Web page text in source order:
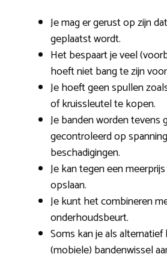
Je mag er gerust op zijn
geplaatst wordt.
Het bespaart je veel
hoeft niet bang te zijn
Je hoeft geen spullen
of kruissleutel te kopen.
Je banden worden tevens
gecontroleerd op
beschadigingen.
Je kan tegen een
opslaan.
Je kunt het combineren
onderhoudsbeurt.
Soms kan je als
(mobiele) bandenwissel